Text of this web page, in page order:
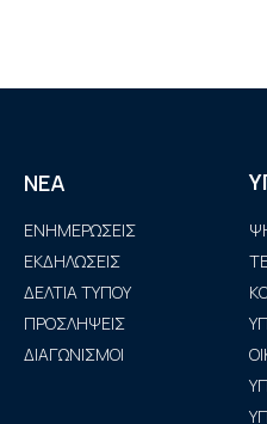
ΝΕΑ
ΕΝΗΜΕΡΩΣΕΙΣ
ΕΚΔΗΛΩΣΕΙΣ
ΔΕΛΤΙΑ ΤΥΠΟΥ
ΠΡΟΣΛΗΨΕΙΣ
ΔΙΑΓΩΝΙΣΜΟΙ